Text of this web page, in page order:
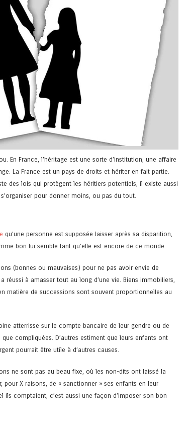
En France, l’héritage est une sorte d’institution, une affaire
La France est un pays de droits et hériter en fait partie.
des lois qui protègent les héritiers potentiels, il existe aussi
pour donner moins, ou pas du tout.
qu’une personne est supposée laisser après sa disparition,
bon lui semble tant qu’elle est encore de ce monde.
(bonnes ou mauvaises) pour ne pas avoir envie de
réussi à amasser tout au long d’une vie. Biens immobiliers,
matière de successions sont souvent proportionnelles au
atterrisse sur le compte bancaire de leur gendre ou de
compliquées. D’autres estiment que leurs enfants ont
pourrait être utile à d’autres causes.
ne sont pas au beau fixe, où les non-dits ont laissé la
X raisons, de « sanctionner » ses enfants en leur
ils comptaient, c’est aussi une façon d’imposer son bon